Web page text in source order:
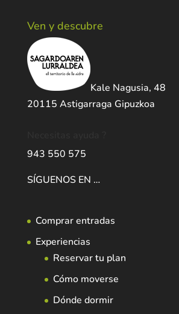
Ven y descubre
Kale Nagusia, 48
20115 Astigarraga Gipuzkoa
943 550 575
SÍGUENOS EN …
Comprar entradas
Experiencias
Reservar tu plan
Cómo moverse
Dónde dormir